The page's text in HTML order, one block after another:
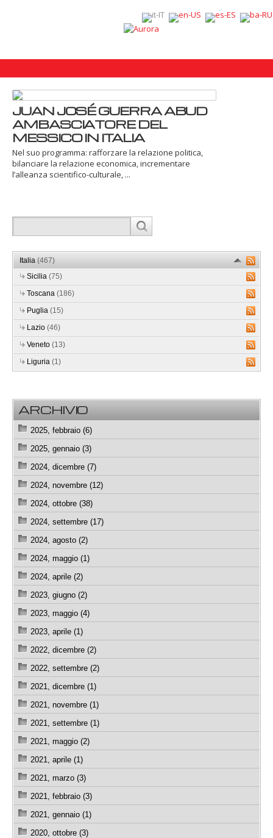
JUAN JOSÉ GUERRA ABUD
AMBASCIATORE DEL
MESSICO IN ITALIA
Nel suo programma: rafforzare la relazione politica,
bilanciare la relazione economica, incrementare
l’alleanza scientifico-culturale, ...
Italia (467)
Sicilia (75)
Toscana (186)
Puglia (15)
Lazio (46)
Veneto (13)
Liguria (1)
ARCHIVIO
2025, febbraio (6)
2025, gennaio (3)
2024, dicembre (7)
2024, novembre (12)
2024, ottobre (38)
2024, settembre (17)
2024, agosto (2)
2024, maggio (1)
2024, aprile (2)
2023, giugno (2)
2023, maggio (4)
2023, aprile (1)
2022, dicembre (2)
2022, settembre (2)
2021, dicembre (1)
2021, novembre (1)
2021, settembre (1)
2021, maggio (2)
2021, aprile (1)
2021, marzo (3)
2021, febbraio (3)
2021, gennaio (1)
2020, ottobre (3)